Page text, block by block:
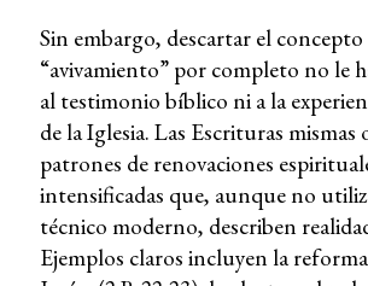
Sin embargo, descartar el concepto
“avivamiento” por completo no le
al testimonio bíblico ni a la
de la Iglesia. Las Escrituras mismas
patrones de renovaciones
intensificadas que, aunque no
técnico moderno, describen
Ejemplos claros incluyen la